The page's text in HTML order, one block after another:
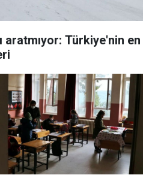
aratmıyor: Türkiye'nin en